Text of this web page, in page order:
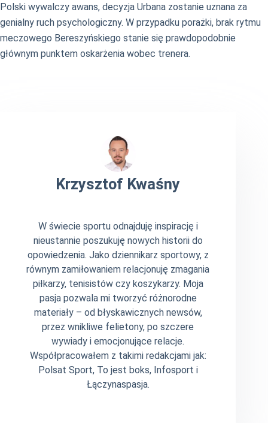
Polski wywalczy awans, decyzja Urbana zostanie uznana za
genialny ruch psychologiczny. W przypadku porażki, brak rytmu
meczowego Bereszyńskiego stanie się prawdopodobnie
głównym punktem oskarżenia wobec trenera.
Krzysztof Kwaśny
W świecie sportu odnajduję inspirację i
nieustannie poszukuję nowych historii do
opowiedzenia. Jako dziennikarz sportowy, z
równym zamiłowaniem relacjonuję zmagania
piłkarzy, tenisistów czy koszykarzy. Moja
pasja pozwala mi tworzyć różnorodne
materiały – od błyskawicznych newsów,
przez wnikliwe felietony, po szczere
wywiady i emocjonujące relacje.
Współpracowałem z takimi redakcjami jak:
Polsat Sport, To jest boks, Infosport i
Łączynaspasja.